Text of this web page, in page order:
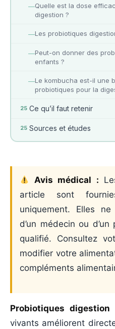
—Quelle est la dose
digestion ?
—Les probiotiques
—Peut-on donner des
enfants ?
—Le kombucha est-il une
probiotiques pour la
25 Ce qu’il faut retenir
25 Sources et études
Avis médical :
article sont
uniquement. Elles ne
d’un médecin ou
qualifié. Consultez
modifier votre
compléments
Probiotiques digestion
vivants améliorent